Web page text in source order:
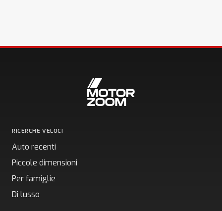
RICERCHE VELOCI
Auto recenti
Piccole dimensioni
Per famiglie
Di lusso